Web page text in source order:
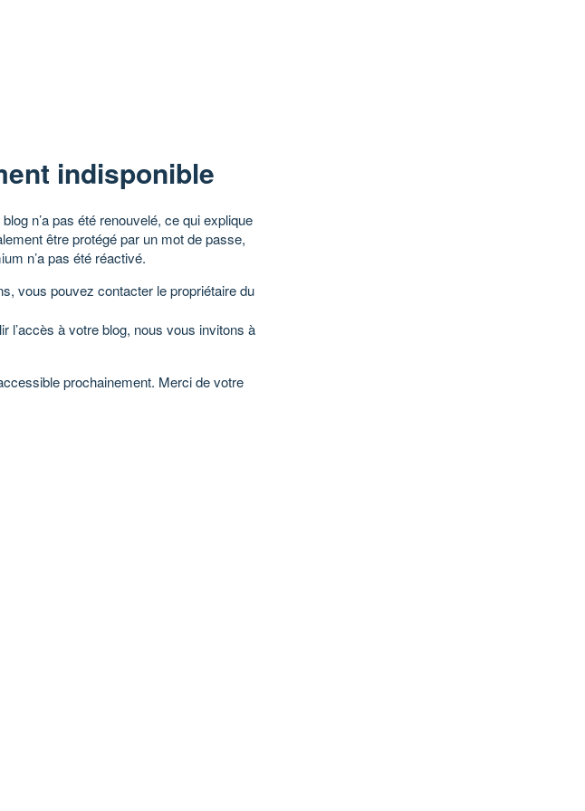
indisponible
n’a pas été renouvelé, ce qui explique
être protégé par un mot de passe,
n’a pas été réactivé.
vous pouvez contacter le propriétaire du
l’accès à votre blog, nous vous invitons à
prochainement. Merci de votre